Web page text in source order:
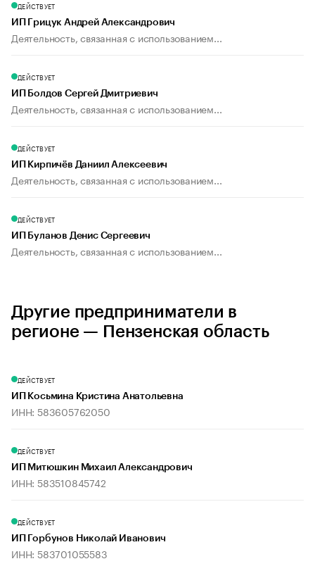
ДЕЙСТВУЕТ
ИП Грицук Андрей Александрович
Деятельность, связанная с использованием...
ДЕЙСТВУЕТ
ИП Болдов Сергей Дмитриевич
Деятельность, связанная с использованием...
ДЕЙСТВУЕТ
ИП Кирпичёв Даниил Алексеевич
Деятельность, связанная с использованием...
ДЕЙСТВУЕТ
ИП Буланов Денис Сергеевич
Деятельность, связанная с использованием...
Другие предприниматели в
регионе — Пензенская область
ДЕЙСТВУЕТ
ИП Косьмина Кристина Анатольевна
ИНН: 583605762050
ДЕЙСТВУЕТ
ИП Митюшкин Михаил Александрович
ИНН: 583510845742
ДЕЙСТВУЕТ
ИП Горбунов Николай Иванович
ИНН: 583701055583